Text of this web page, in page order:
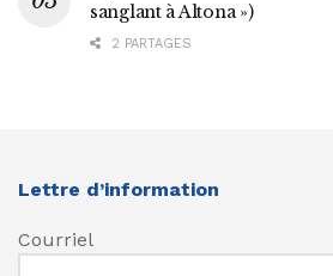
sanglant à Altona »)
2 PARTAGES
Lettre d’information
Courriel